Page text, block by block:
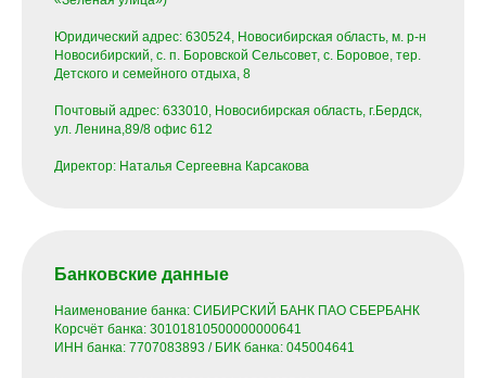
Юридический адрес: 630524, Новосибирская область, м. р-н
Новосибирский, с. п. Боровской Сельсовет, с. Боровое, тер.
Детского и семейного отдыха, 8
Почтовый адрес: 633010, Новосибирская область, г.Бердск,
ул. Ленина,89/8 офис 612
Директор: Наталья Сергеевна Карсакова
Банковские данные
Наименование банка: СИБИРСКИЙ БАНК ПАО СБЕРБАНК
Корсчёт банка: 30101810500000000641
ИНН банка: 7707083893 / БИК банка: 045004641